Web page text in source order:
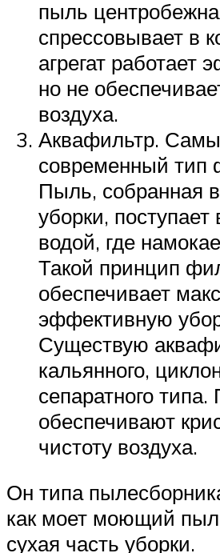
пыль
спрессовывает в
агрегат работает
но не
воздуха.
Аквафильтр.
современный тип
Пыль, собранная
уборки, поступает
водой, где
Такой принцип
обеспечивает
эффективную
Существую
кальянного,
сепаратного
обеспечивают
чистоту воздуха.
Он типа
как моет моющий
сухая часть уборки.